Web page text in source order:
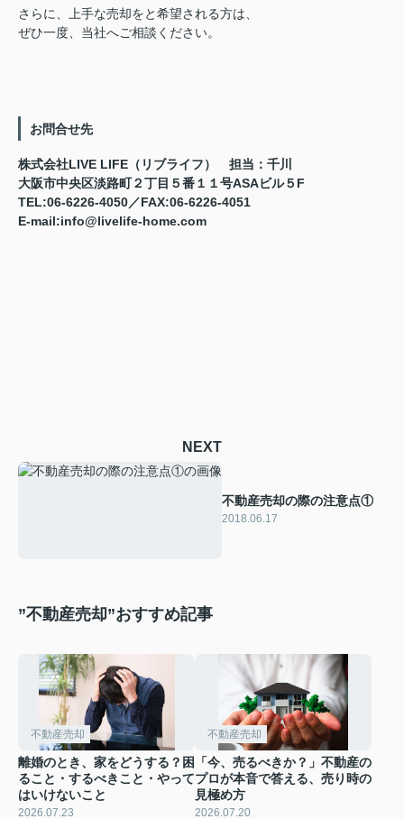
さらに、上手な売却をと希望される方は、
ぜひ一度、当社へご相談ください。
お問合せ先
株式会社LIVE LIFE（リブライフ） 担当：千川
大阪市中央区淡路町２丁目５番１１号ASAビル５F
TEL:06-6226-4050／FAX:06-6226-4051
E-mail:info@livelife-home.com
NEXT
不動産売却の際の注意点①
2018.06.17
”不動産売却”おすすめ記事
不動産売却
離婚のとき、家をどうする？困
ること・するべきこと・やって
はいけないこと
2026.07.23
不動産売却
「今、売るべきか？」不動産の
プロが本音で答える、売り時の
見極め方
2026.07.20